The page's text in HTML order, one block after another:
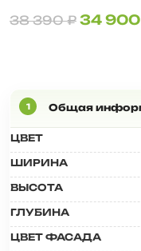
38 390₽ 34 900
ЦВЕТ
ШИРИНА
ВЫСОТА
ГЛУБИНА
ЦВЕТ ФАСАДА